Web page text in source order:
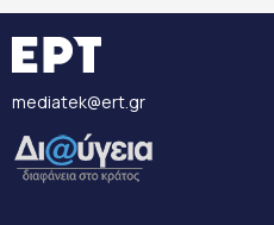
mediatek@ert.gr